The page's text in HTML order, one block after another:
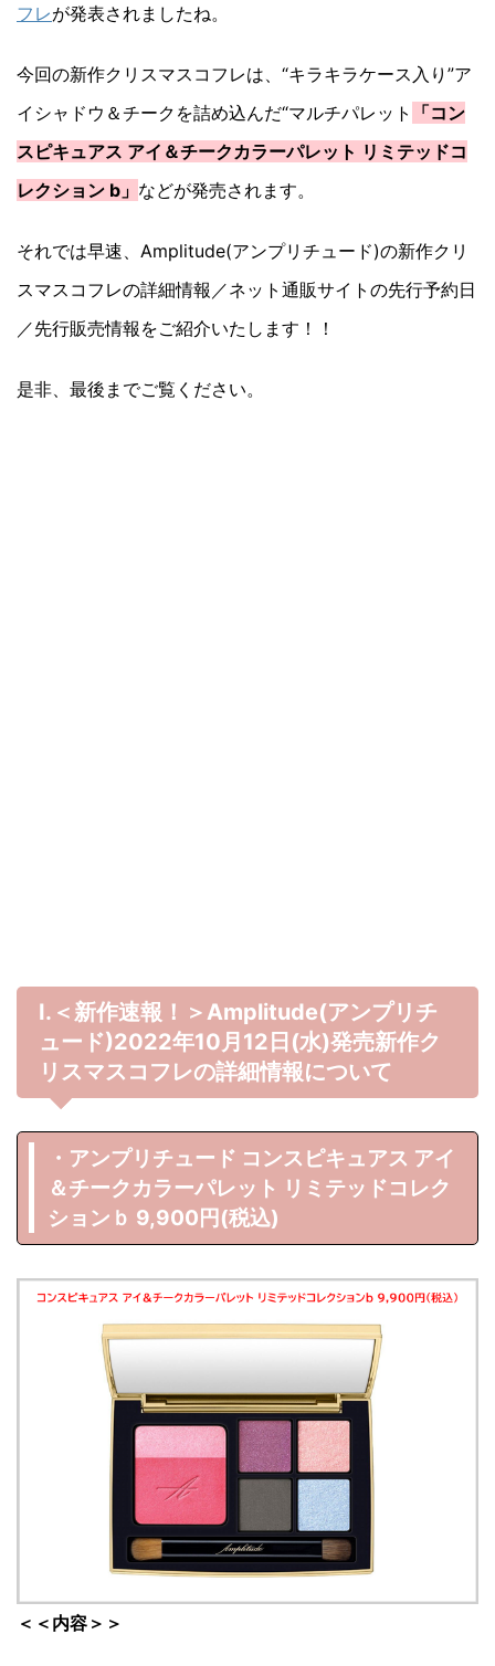
フレが発表されましたね。
今回の新作クリスマスコフレは、“キラキラケース入り”ア
イシャドウ＆チークを詰め込んだ“マルチパレット
「コン
スピキュアス アイ＆チークカラーパレット リミテッドコ
レクション b」 などが発売されます。
それでは早速、Amplitude(アンプリチュード)の新作クリ
スマスコフレの詳細情報／ネット通販サイトの先行予約日
／先行販売情報をご紹介いたします！！
是非、最後までご覧ください。
Ⅰ.＜新作速報！＞Amplitude(アンプリチ
ュード)2022年10月12日(水)発売新作ク
リスマスコフレの詳細情報について
・アンプリチュード コンスピキュアス アイ
＆チークカラーパレット リミテッドコレク
ションｂ 9,900円(税込)
＜＜内容＞＞